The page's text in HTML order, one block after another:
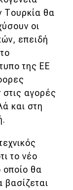
Τουρκία θα
οι
επειδή
της ΕΕ
αγορές
και στη
το νέο
οποίο θα
βασίζεται